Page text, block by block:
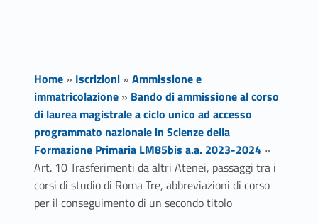
Home» Iscrizioni» Ammissione e
immatricolazione» Bando di ammissione al corso
di laurea magistrale a ciclo unico ad accesso
programmato nazionale in Scienze della
Formazione Primaria LM85bis a.a. 2023-2024»
Art. 10 Trasferimenti da altri Atenei, passaggi tra i
corsi di studio di Roma Tre, abbreviazioni di corso
per il conseguimento di un secondo titolo